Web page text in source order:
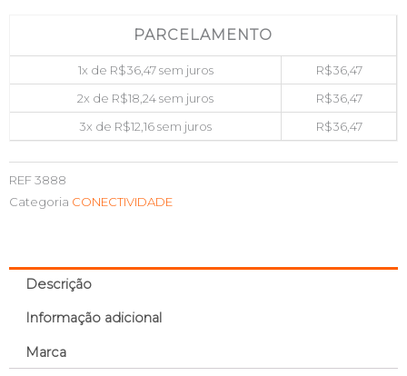
quantidade
PARCELAMENTO
1x de R$36,47sem juros R$36,47
2x de R$18,24sem juros R$36,47
3x de R$12,16sem juros R$36,47
REF3888
Categoria CONECTIVIDADE
Descrição
Informação adicional
Marca